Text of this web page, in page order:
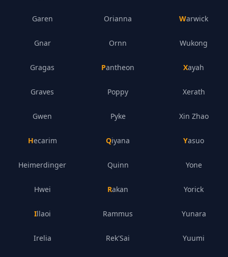
Garen
Gnar
Gragas
Graves
Gwen
Hecarim
Heimerdinger
Hwei
Illaoi
Irelia
Orianna
Ornn
Pantheon
Poppy
Pyke
Qiyana
Quinn
Rakan
Rammus
Rek'Sai
Warwick
Wukong
Xayah
Xerath
Xin Zhao
Yasuo
Yone
Yorick
Yunara
Yuumi